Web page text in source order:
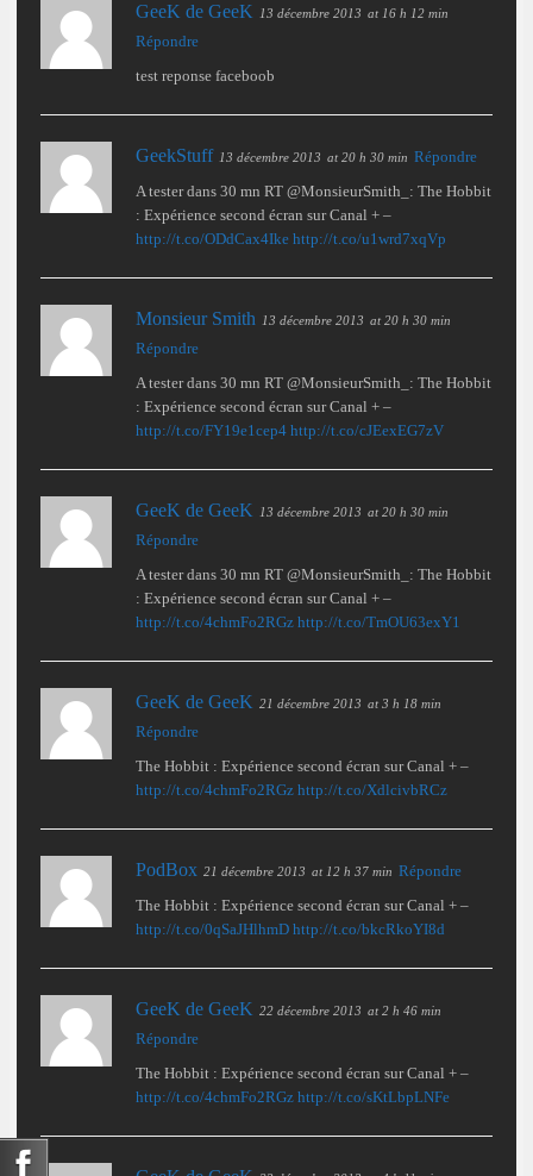
GeeK de GeeK 13 décembre 2013 at 16 h 12 min
Répondre
test reponse faceboob
GeekStuff 13 décembre 2013 at 20 h 30 min Répondre
A tester dans 30 mn RT @MonsieurSmith_: The Hobbit
: Expérience second écran sur Canal + –
http://t.co/ODdCax4Ike http://t.co/u1wrd7xqVp
Monsieur Smith 13 décembre 2013 at 20 h 30 min
Répondre
A tester dans 30 mn RT @MonsieurSmith_: The Hobbit
: Expérience second écran sur Canal + –
http://t.co/FY19e1cep4 http://t.co/cJEexEG7zV
GeeK de GeeK 13 décembre 2013 at 20 h 30 min
Répondre
A tester dans 30 mn RT @MonsieurSmith_: The Hobbit
: Expérience second écran sur Canal + –
http://t.co/4chmFo2RGz http://t.co/TmOU63exY1
GeeK de GeeK 21 décembre 2013 at 3 h 18 min
Répondre
The Hobbit : Expérience second écran sur Canal + –
http://t.co/4chmFo2RGz http://t.co/XdlcivbRCz
PodBox 21 décembre 2013 at 12 h 37 min Répondre
The Hobbit : Expérience second écran sur Canal + –
http://t.co/0qSaJHlhmD http://t.co/bkcRkoYI8d
GeeK de GeeK 22 décembre 2013 at 2 h 46 min
Répondre
The Hobbit : Expérience second écran sur Canal + –
http://t.co/4chmFo2RGz http://t.co/sKtLbpLNFe